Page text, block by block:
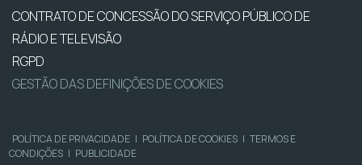
CONTRATO DE CONCESSÃO DO SERVIÇO PÚBLICO DE
RÁDIO E TELEVISÃO
RGPD
GESTÃO DAS DEFINIÇÕES DE COOKIES
POLÍTICA DE PRIVACIDADE | POLÍTICA DE COOKIES | TERMOS E
CONDIÇÕES | PUBLICIDADE